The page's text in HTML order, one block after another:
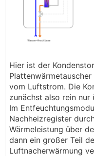
Hier ist der
vom Luftstrom. Die
zunächst also rein nur
Im
Nachheizregister
Wärmeleistung über
dann ein großer Teil
Luftnacherwärmung